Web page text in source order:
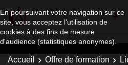
En poursuivant votre navigation sur ce
site, vous acceptez l'utilisation de
cookies à des fins de mesure
d'audience (statistiques anonymes).
Accueil Offre de formation